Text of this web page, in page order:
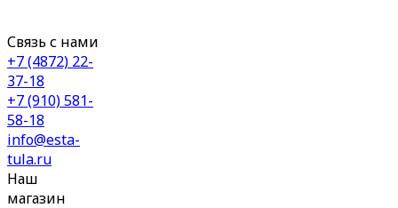
Связь с нами
+7 (4872) 22-
37-18
+7 (910) 581-
58-18
info@esta-
tula.ru
Наш
магазин